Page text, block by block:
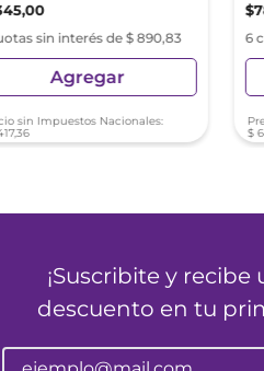
,00
sin interés de $ 890,83
Agregar
sin Impuestos Nacionales:
,36
$
6
$
¡Suscribite y
descuento en tu